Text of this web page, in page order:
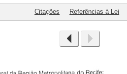
Citações Referências à Lei